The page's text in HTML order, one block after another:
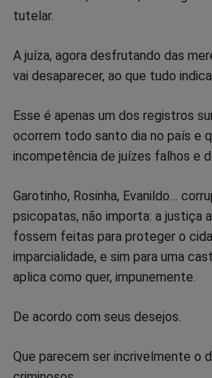
tutelar.
A juíza, agora desfrutando das
vai desaparecer, ao que tudo
Esse é apenas um dos registros
ocorrem todo santo dia no país e
incompetência de juízes falhos e
Garotinho, Rosinha, Evanildo…
psicopatas, não importa: a justiça
fossem feitas para proteger o
imparcialidade, e sim para uma
aplica como quer, impunemente.
De acordo com seus desejos.
Que parecem ser incrivelmente o